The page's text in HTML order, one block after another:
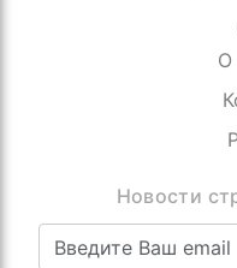
О
Ничего